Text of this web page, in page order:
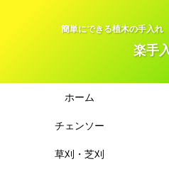
簡単にできる植木の手入
楽手
ホーム
チェンソー
草刈・芝刈